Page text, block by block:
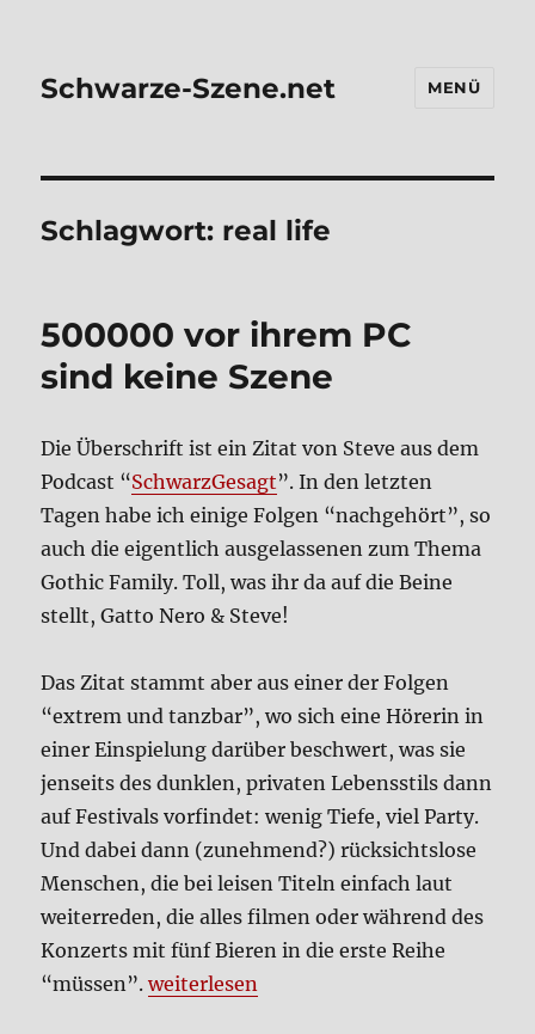
Schwarze-Szene.net MENÜ
Schlagwort: real life
500000 vor ihrem PC
sind kei­ne Sze­ne
Die Über­schrift ist ein Zitat von Ste­ve aus dem
Pod­cast “Schwarz­Ge­sagt”. In den letz­ten
Tagen habe ich eini­ge Fol­gen “nach­ge­hört”, so
auch die eigent­lich aus­ge­las­se­nen zum The­ma
Gothic Fami­ly. Toll, was ihr da auf die Bei­ne
stellt, Gat­to Nero & Ste­ve!
Das Zitat stammt aber aus einer der Fol­gen
“extrem und tanz­bar”, wo sich eine Höre­rin in
einer Ein­spie­lung dar­über beschwert, was sie
jen­seits des dunk­len, pri­va­ten Lebens­stils dann
auf Festi­vals vor­fin­det: wenig Tie­fe, viel Par­ty.
Und dabei dann (zuneh­mend?) rück­sichts­lo­se
Men­schen, die bei lei­sen Titeln ein­fach laut
wei­ter­re­den, die alles fil­men oder wäh­rend des
Kon­zerts mit fünf Bie­ren in die erste Rei­he
“müs­sen”.„500000 vor ihrem PC sind kei­ne Sze­ne“
wei­ter­le­sen